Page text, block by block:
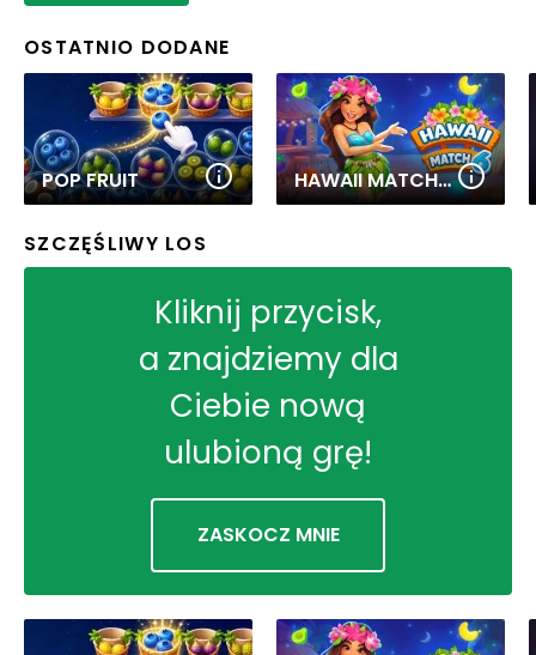
OSTATNIO DODANE
POP FRUIT HAWAII MATCH 6
SZCZĘŚLIWY LOS
Kliknij przycisk,
a znajdziemy dla
Ciebie nową
ulubioną grę!
ZASKOCZ MNIE